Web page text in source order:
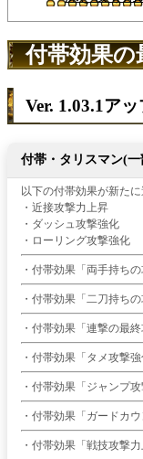
付帯効果の
Ver. 1.03.1ア
付帯・タリスマン(
以下の付帯効果が新たに
・近接攻撃力上昇
・ダッシュ攻撃強化
・ローリング攻撃強化
・付帯効果「両手持ち
・付帯効果「二刀持ち
・付帯効果「連撃の最
・付帯効果「タメ攻撃
・付帯効果「ジャンプ
・付帯効果「ガードカ
・付帯効果「戦技攻撃